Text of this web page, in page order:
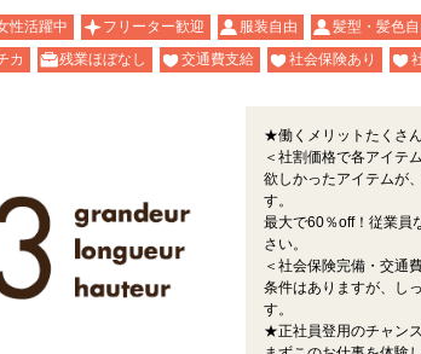
性活躍中 フリーター歓迎 服装自由 髪型・髪色
カ 残業ほぼなし 交通費支給 社会保険あり
★働くメリットたくさん
＜社割価格で各アイテ
欲しかったアイテムが
す。
最大で60％off！従業員
さい。
＜社会保険完備・交通
条件はありますが、し
す。
★正社員登用のチャン